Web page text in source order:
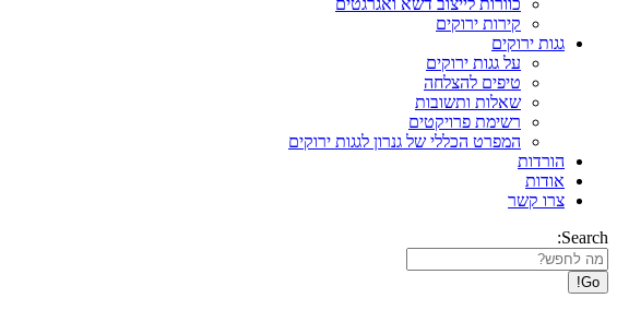
כוורות לייצוב דשא ואגרגטים
קירות ירוקים
גגות ירוקים
על גגות ירוקים
טיפים להצלחה
שאלות ותשובות
רשימת פרויקטים
המפרט הכללי של גנרון לגגות ירוקים
הורדות
אודות
צרו קשר
Search: